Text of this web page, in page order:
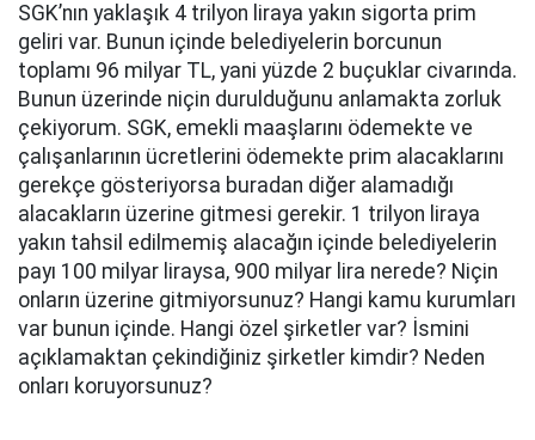
SGK’nın yaklaşık 4 trilyon liraya yakın sigorta prim
geliri var. Bunun içinde belediyelerin borcunun
toplamı 96 milyar TL, yani yüzde 2 buçuklar civarında.
Bunun üzerinde niçin durulduğunu anlamakta zorluk
çekiyorum. SGK, emekli maaşlarını ödemekte ve
çalışanlarının ücretlerini ödemekte prim alacaklarını
gerekçe gösteriyorsa buradan diğer alamadığı
alacakların üzerine gitmesi gerekir. 1 trilyon liraya
yakın tahsil edilmemiş alacağın içinde belediyelerin
payı 100 milyar liraysa, 900 milyar lira nerede? Niçin
onların üzerine gitmiyorsunuz? Hangi kamu kurumları
var bunun içinde. Hangi özel şirketler var? İsmini
açıklamaktan çekindiğiniz şirketler kimdir? Neden
onları koruyorsunuz?